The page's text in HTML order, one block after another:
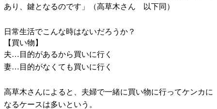
あり、鍵となるのです」（高草木さん 以下同）
日常生活でこんな時はないだろうか？
【買い物】
夫…目的があるから買いに行く
妻…目的がなくても買いに行く
高草木さんによると、夫婦で一緒に買い物に行ってケンカに
なるケースは多いという。